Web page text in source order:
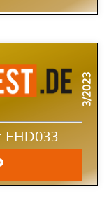
3/2023
EHD033